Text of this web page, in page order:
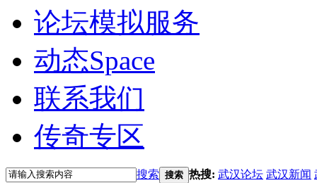
论坛模拟服务
动态Space
联系我们
传奇专区
搜索 搜索 热搜: 武汉论坛 武汉新闻